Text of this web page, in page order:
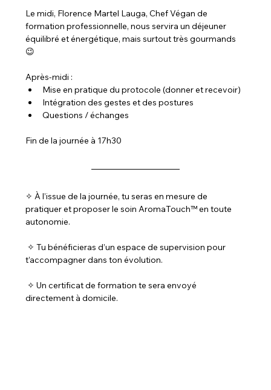
Le midi, Florence Martel Lauga, Chef Végan de
formation professionnelle, nous servira un déjeuner
équilibré et énergétique, mais surtout très gourmands
😉
Après-midi :
Mise en pratique du protocole (donner et recevoir)
Intégration des gestes et des postures
Questions / échanges
Fin de la journée à 17h30
✧ À l’issue de la journée, tu seras en mesure de
pratiquer et proposer le soin AromaTouch™ en toute
autonomie.
t’accompagner dans ton évolution.
directement à domicile.